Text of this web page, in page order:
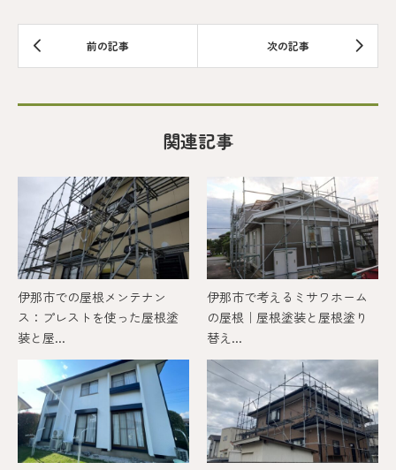
関連記事
伊那市での屋根メンテナン
ス：プレストを使った屋根塗
装と屋...
伊那市で考えるミサワホーム
の屋根｜屋根塗装と屋根塗り
替え...